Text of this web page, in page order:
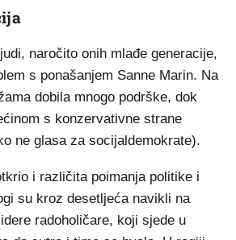
naročito onih mlađe generacije,
s ponašanjem Sanne Marin. Na
dobila mnogo podrške, dok
s konzervativne strane
ne glasa za socijaldemokrate).
i različita poimanja politike i
su kroz desetljeća navikli na
radoholičare, koji sjede u